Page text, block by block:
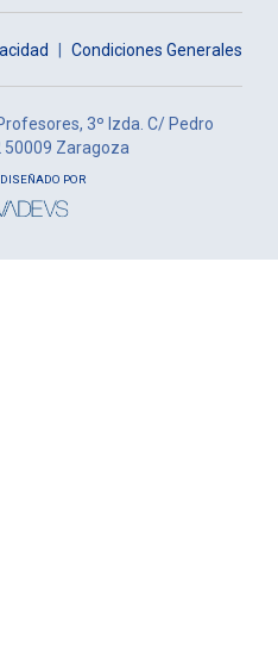
Condiciones Generales
3º Izda. C/ Pedro
50009 Zaragoza
POR